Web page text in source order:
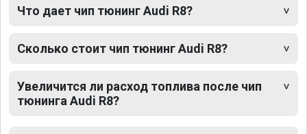
Что дает чип тюнинг Audi R8?
Сколько стоит чип тюнинг Audi R8?
Увеличится ли расход топлива после чип
тюнинга Audi R8?